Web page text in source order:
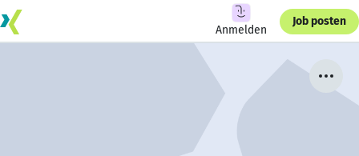
Anmelden
Job posten